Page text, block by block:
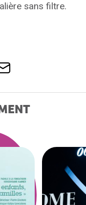
sans filtre.